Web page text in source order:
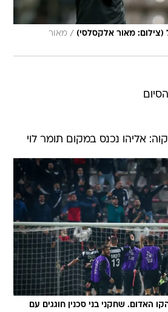
(צילום: מאור אלקסלסי) / מאור
אליהו נכנס במקום תומר לוי
האדום. שחקני בני סכנין חוגגים עם